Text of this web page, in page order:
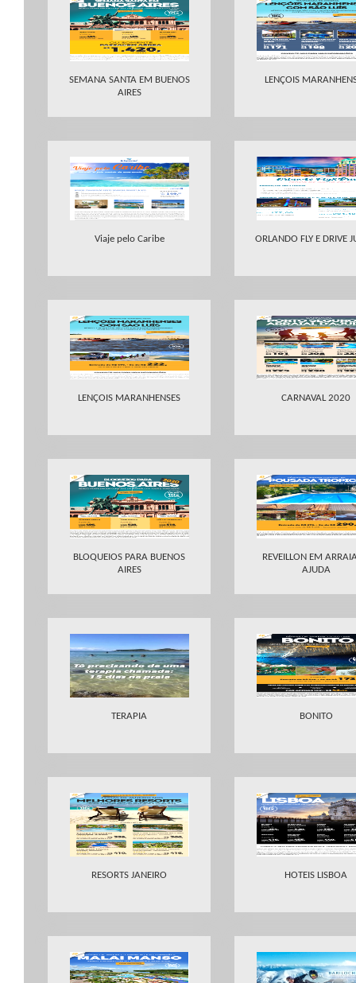
SEMANA SANTA EM BUENOS
AIRES
LENÇOIS
Viaje pelo Caribe ORLANDO FLY E DRIVE
LENÇOIS MARANHENSES CARNAVAL 2020
BLOQUEIOS PARA BUENOS
AIRES
REVEILLON EM
AJUDA
TERAPIA BONITO
RESORTS JANEIRO HOTEIS LISBOA